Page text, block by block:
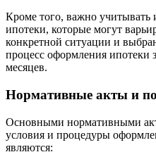
Кроме того, важно учитывать
ипотеки, которые могут
конкретной ситуации и
процесс оформления ипотеки
месяцев.
Нормативные акты и
Основными нормативными
условия и процедуры
являются: